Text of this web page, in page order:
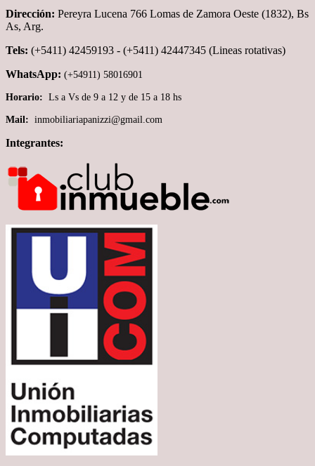
Dirección: Pereyra Lucena 766 Lomas de Zamora Oeste (1832), Bs
As, Arg.
Tels: (+5411) 42459193 - (+5411) 42447345 (Lineas rotativas)
WhatsApp: (+54911) 58016901
Horario: Ls a Vs de 9 a 12 y de 15 a 18 hs
Mail: inmobiliariapanizzi@gmail.com
Integrantes: